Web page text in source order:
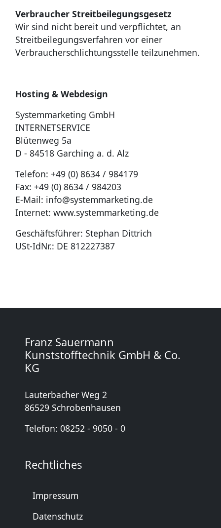
Verbraucher Streitbeilegungsgesetz
Wir sind nicht bereit und verpflichtet, an
Streitbeilegungsverfahren vor einer
Verbraucherschlichtungsstelle teilzunehmen.
Hosting & Webdesign
Systemmarketing GmbH
INTERNETSERVICE
Blütenweg 5a
D - 84518 Garching a. d. Alz
Telefon: +49 (0) 8634 / 984179
Fax: +49 (0) 8634 / 984203
E-Mail: info@systemmarketing.de
Internet: www.systemmarketing.de
Geschäftsführer: Stephan Dittrich
USt-IdNr.: DE 812227387
Franz Sauermann
Kunststofftechnik GmbH & Co.
KG
Lauterbacher Weg 2
86529 Schrobenhausen
Telefon: 08252 - 9050 - 0
Rechtliches
Impressum
Datenschutz